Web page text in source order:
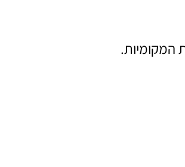
המקומיות.